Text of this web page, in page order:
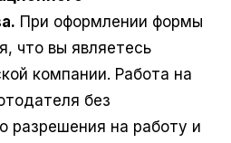
При оформлении формы
что вы являетесь
компании. Работа на
без
разрешения на работу и